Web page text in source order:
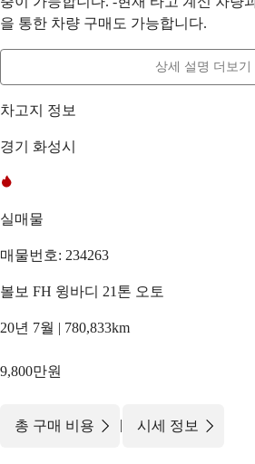
을 통한 차량 구매도 가능합니다.​
상세 설명 더보기
차고지 정보
경기 화성시
실매물
매물번호: 234263
볼보 FH 윙바디 21톤 오토
20년 7월 | 780,833km
9,800만원
총 구매 비용 | 시세 정보